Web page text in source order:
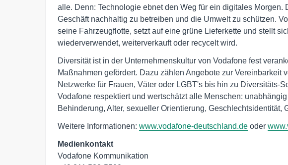
alle. Denn: Technologie ebnet den Weg für ein digitales Morgen.
Geschäft nachhaltig zu betreiben und die Umwelt zu schützen.
seine Fahrzeugflotte, setzt auf eine grüne Lieferkette und stellt
wiederverwendet, weiterverkauft oder recycelt wird.
Diversität ist in der Unternehmenskultur von Vodafone fest
Maßnahmen gefördert. Dazu zählen Angebote zur Vereinbarkeit
Netzwerke für Frauen, Väter oder LGBT's bis hin zu Diversitäts-
Vodafone respektiert und wertschätzt alle Menschen:
Behinderung, Alter, sexueller Orientierung, Geschlechtsidentität,
Weitere Informationen: www.vodafone-deutschland.de oder
Medienkontakt
Vodafone Kommunikation